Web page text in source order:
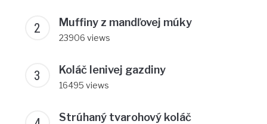
Muffiny z mandľovej múky
23906 views
Koláč lenivej gazdiny
16495 views
Strúhaný tvarohový koláč